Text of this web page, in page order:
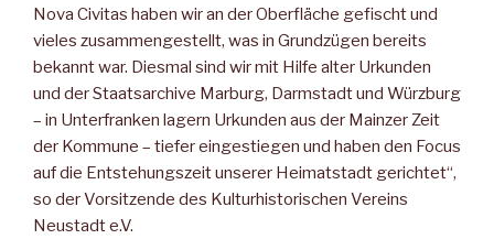
Nova Civitas haben wir an der Oberfläche gefischt und
vieles zusammengestellt, was in Grundzügen bereits
bekannt war. Diesmal sind wir mit Hilfe alter Urkunden
und der Staatsarchive Marburg, Darmstadt und Würzburg
– in Unterfranken lagern Urkunden aus der Mainzer Zeit
der Kommune – tiefer eingestiegen und haben den Focus
auf die Entstehungszeit unserer Heimatstadt gerichtet“,
so der Vorsitzende des Kulturhistorischen Vereins
Neustadt e.V.